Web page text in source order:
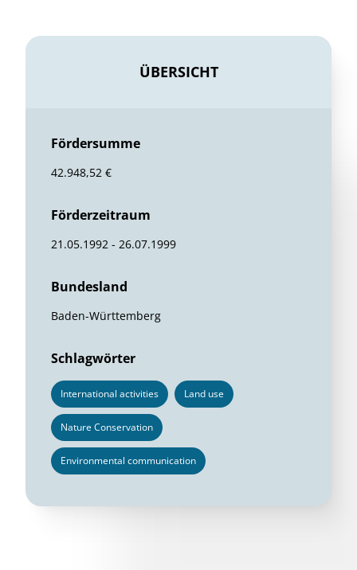
ÜBERSICHT
Fördersumme
42.948,52 €
Förderzeitraum
21.05.1992 - 26.07.1999
Bundesland
Baden-Württemberg
Schlagwörter
International activities Land use
Nature Conservation
Environmental communication